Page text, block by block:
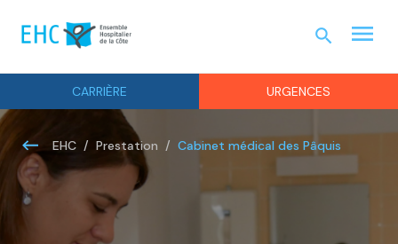
CARRIÈRE URGENCES
search menu
EHC Prestation Cabinet médical des Pâquis